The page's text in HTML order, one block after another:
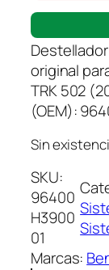
original
TRK 502
(OEM):
Sin
SKU:
96400
H3900
01
Marcas: